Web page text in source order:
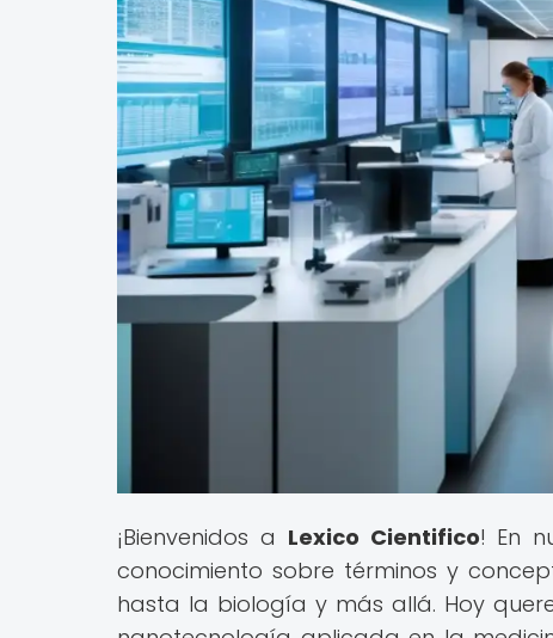
¡Bienvenidos a Lexico Cientifico! En
conocimiento sobre términos y
hasta la biología y más allá. Hoy